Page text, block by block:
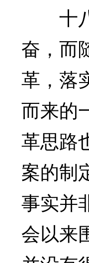
十八
奋，而
革，落
而来的
革思路
案的制
事实并
会以来